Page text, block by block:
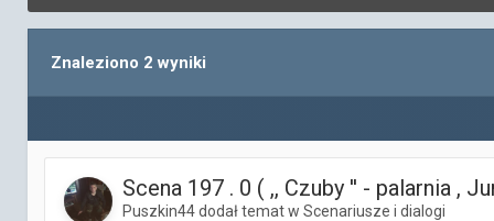
Znaleziono 2 wyniki
Scena 197 . 0 ( ,, Czuby '' - palarnia ,
Puszkin44 dodał temat w Scenariusze i dialogi